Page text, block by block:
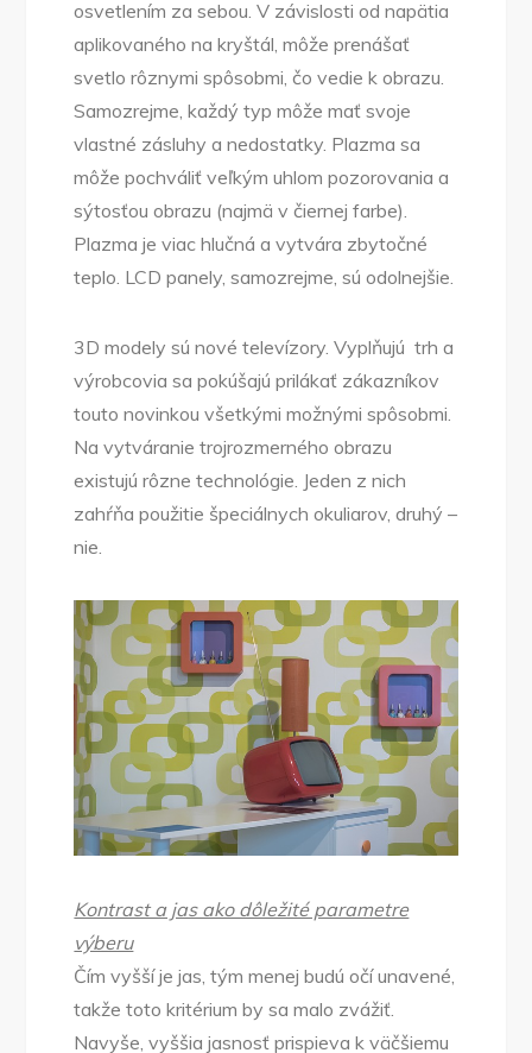
osvetlením za sebou. V závislosti od napätia
aplikovaného na kryštál, môže prenášať
svetlo rôznymi spôsobmi, čo vedie k obrazu.
Samozrejme, každý typ môže mať svoje
vlastné zásluhy a nedostatky. Plazma sa
môže pochváliť veľkým uhlom pozorovania a
sýtosťou obrazu (najmä v čiernej farbe).
Plazma je viac hlučná a vytvára zbytočné
teplo. LCD panely, samozrejme, sú odolnejšie.
3D modely sú nové televízory. Vyplňujú trh a
výrobcovia sa pokúšajú prilákať zákazníkov
touto novinkou všetkými možnými spôsobmi.
Na vytváranie trojrozmerného obrazu
existujú rôzne technológie. Jeden z nich
zahŕňa použitie špeciálnych okuliarov, druhý –
nie.
Kontrast a jas ako dôležité parametre
výberu
Čím vyšší je jas, tým menej budú očí unavené,
takže toto kritérium by sa malo zvážiť.
Navyše, vyššia jasnosť prispieva k väčšiemu